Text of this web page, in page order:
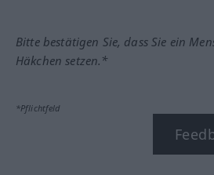
Bitte bestätigen Sie, dass Sie ein
Häkchen setzen.*
*Pflichtfeld